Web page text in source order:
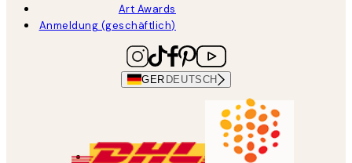
Art Awards
Anmeldung (geschäftlich)
GER DEUTSCH